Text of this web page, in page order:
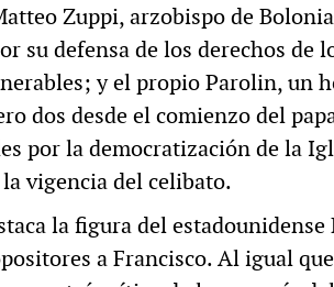
Zuppi, arzobispo de
su defensa de los derechos de
y el propio Parolin, un
dos desde el comienzo del
por la democratización de la
vigencia del celibato.
la figura del estadounidense
a Francisco. Al igual